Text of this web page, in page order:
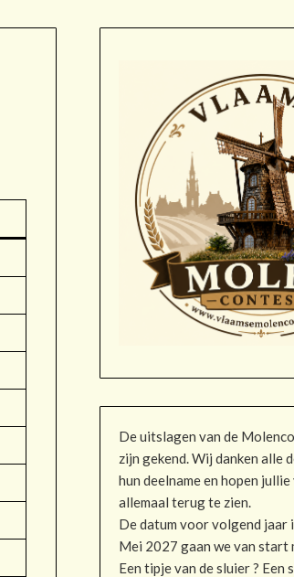
De uitslagen van de
zijn gekend. Wij danken alle
hun deelname en hopen
allemaal terug te zien.
De datum voor volgend jaar
Mei 2027 gaan we van start
Een tipje van de sluier ? Een